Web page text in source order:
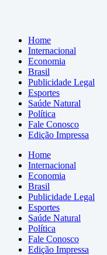
Home
Internacional
Economia
Brasil
Publicidade Legal
Esportes
Saúde Natural
Política
Fale Conosco
Edição Impressa
Home
Internacional
Economia
Brasil
Publicidade Legal
Esportes
Saúde Natural
Política
Fale Conosco
Edição Impressa